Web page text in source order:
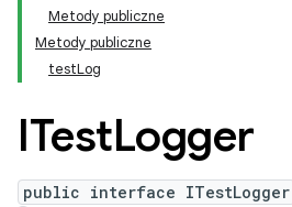
Metody publiczne
Metody publiczne
testLog
ITestLogger
public interface ITestLogger